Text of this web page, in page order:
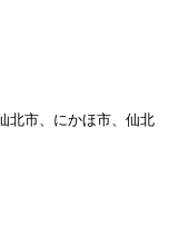
北市、にかほ市、仙北